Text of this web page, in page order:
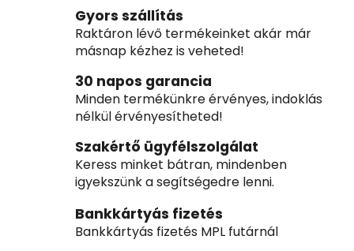
Gyors szállítás
Raktáron lévő termékeinket akár már
másnap kézhez is veheted!
30 napos garancia
Minden termékünkre érvényes, indoklás
nélkül érvényesítheted!
Szakértő ügyfélszolgálat
Keress minket bátran, mindenben
igyekszünk a segítségedre lenni.
Bankkártyás fizetés
Bankkártyás fizetés MPL futárnál